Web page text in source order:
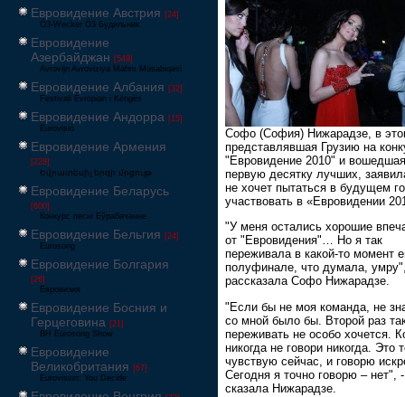
Евровидение Австрия [24]
Ö3-Wecker Ö3 Будильник
Евровидение
Азербайджан [549]
Avrovijn Avroviziya Mahnı Müsabiqəsi
Евровидение Албания [32]
Festivali Evropian i Këngës
Евровидение Андорра [15]
Eurovisió
Евровидение Армения
[228]
Եվրատեսիլ երգի մրցույթ
Евровидение Беларусь
[600]
Конкурс песні Еўрабачанне
Евровидение Бельгия [24]
Eurosong
Евровидение Болгария
[26]
Евровизия
Евровидение Босния и
Герцеговина [21]
BH Eurosong Show
Евровидение
Великобритания [67]
Eurovision: You Decide
Софо (София) Нижарадзе, в
представлявшая Грузию на
"Евровидение 2010" и
первую десятку лучших,
не хочет пытаться в будущем
участвовать в «Евровидении
"У меня остались хорошие
от "Евровидения"… Но я так
переживала в какой-то момент
полуфинале, что думала,
рассказала Софо Нижарадзе.
"Если бы не моя команда, не
со мной было бы. Второй раз
переживать не особо хочется.
никогда не говори никогда. Это
чувствую сейчас, и говорю
Сегодня я точно говорю – нет", -
сказала Нижарадзе.